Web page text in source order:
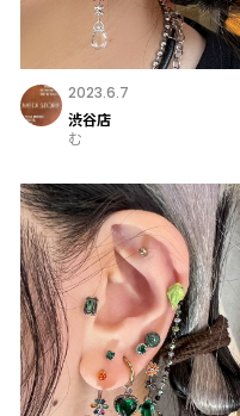
2023.6.7
渋谷店
む